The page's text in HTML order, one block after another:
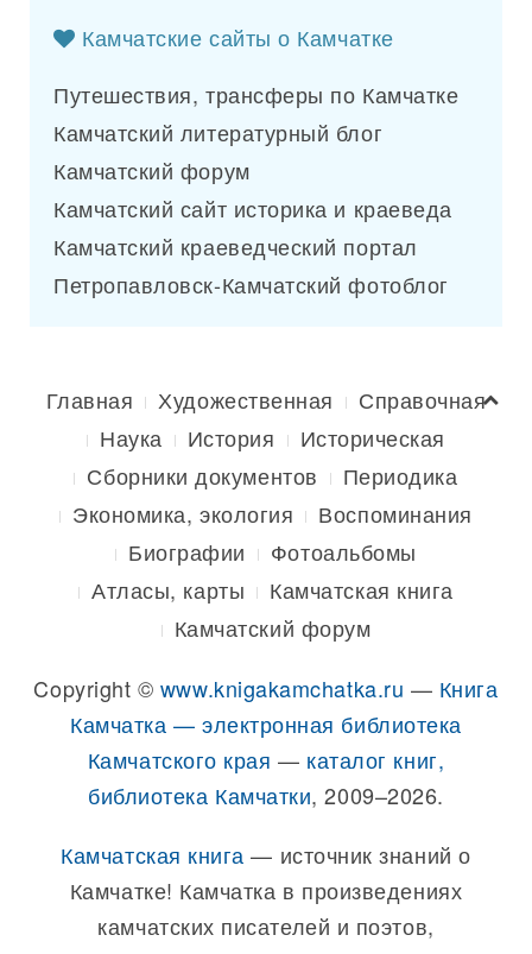
Камчатские сайты о Камчатке
Путешествия, трансферы по Камчатке
Камчатский литературный блог
Камчатский форум
Камчатский сайт историка и краеведа
Камчатский краеведческий портал
Петропавловск-Камчатский фотоблог
Главная Художественная
Справочная
Наука
История
Историческая
Сборники документов
Периодика
Экономика, экология
Воспоминания
Биографии
Фотоальбомы
Атласы, карты
Камчатская книга
Камчатский форум
Copyright © www.knigakamchatka.ru — Книга
Камчатка — электронная библиотека
Камчатского края — каталог книг,
библиотека Камчатки, 2009–2026.
Камчатская книга — источник знаний о
Камчатке! Камчатка в произведениях
камчатских писателей и поэтов,